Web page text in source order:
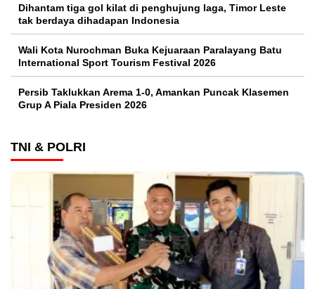
Dihantam tiga gol kilat di penghujung laga, Timor Leste
tak berdaya dihadapan Indonesia
Wali Kota Nurochman Buka Kejuaraan Paralayang Batu
International Sport Tourism Festival 2026
Persib Taklukkan Arema 1-0, Amankan Puncak Klasemen
Grup A Piala Presiden 2026
TNI & POLRI